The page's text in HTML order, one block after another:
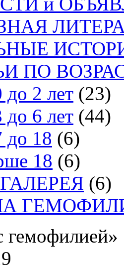
ПО
до 2 лет (23)
до 6 лет (44)
до 18 (6)
18 (6)
(6)
гемофилией»